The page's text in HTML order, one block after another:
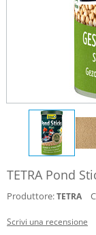
TETRA Pond
Produttore:TETRA
Scrivi una recensione